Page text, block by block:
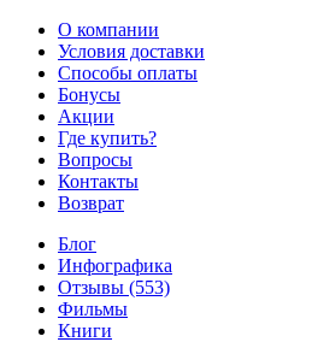
О компании
Условия доставки
Способы оплаты
Бонусы
Акции
Где купить?
Вопросы
Контакты
Возврат
Блог
Инфографика
Отзывы (553)
Фильмы
Книги